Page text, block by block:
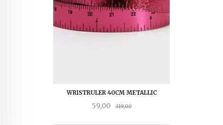
WRISTRULER 40CM METALLIC
Tilbud
59,00 319,00Rabatt